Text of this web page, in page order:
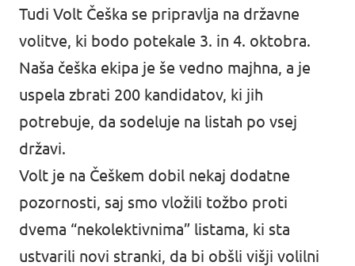
Volt Europa
Volt Evropa je hitro rastoče gibanje, ki si
prizadeva za bolj demokratično in federalno
Tudi Volt Češka se pripravlja na državne
volitve, ki bodo potekale 3. in 4. oktobra.
Naša češka ekipa je še vedno majhna, a je
uspela zbrati 200 kandidatov, ki jih
potrebuje, da sodeluje na listah po vsej
državi.
Volt je na Češkem dobil nekaj dodatne
pozornosti, saj smo vložili tožbo proti
dvema “nekolektivnima” listama, ki sta
ustvarili novi stranki, da bi obšli višji volilni